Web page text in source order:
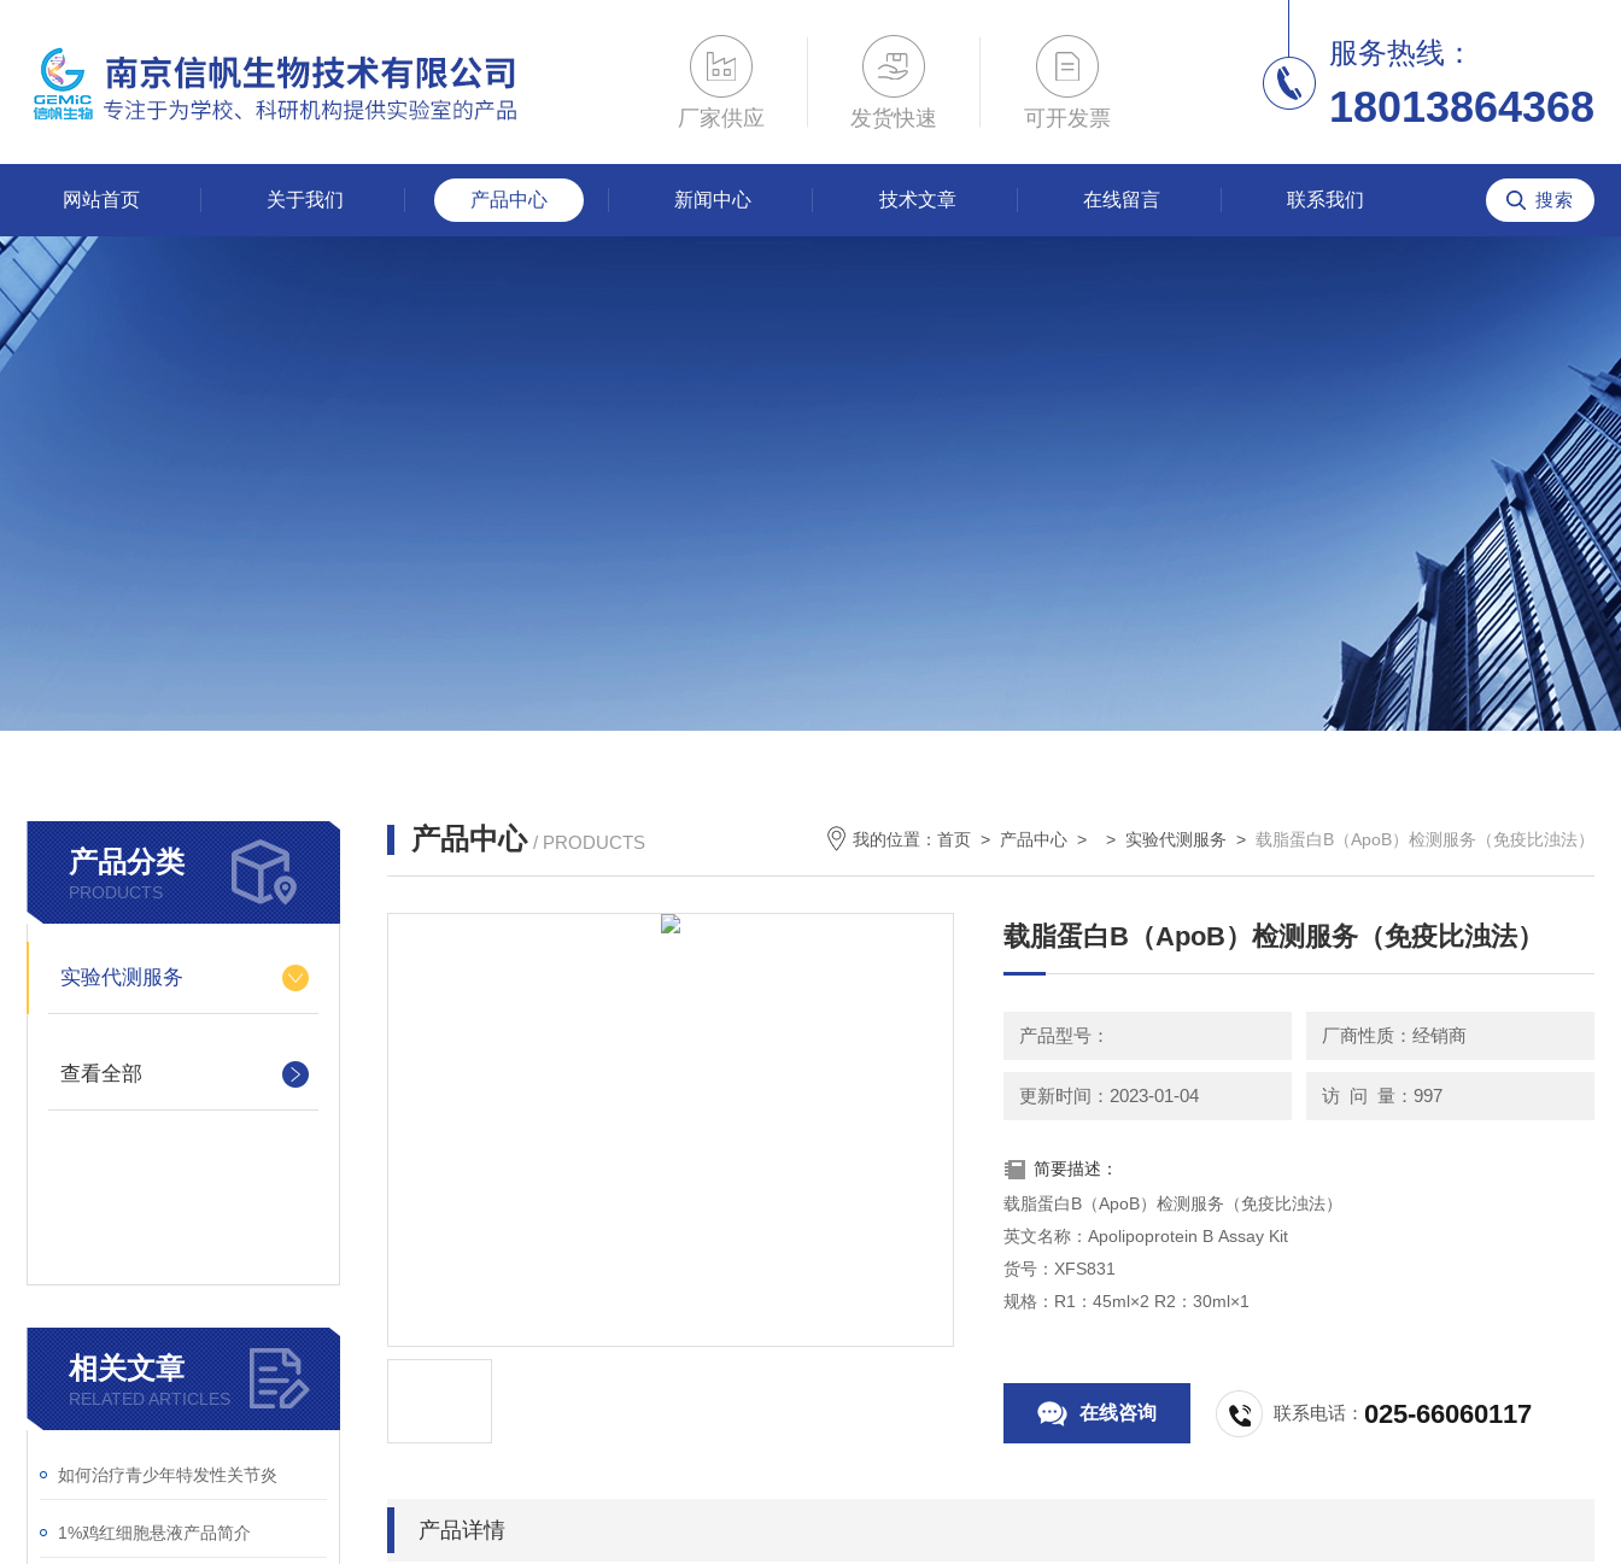
厂家供应 发货快速 可开发票
服务热线：
18013864368
网站首页 关于我们 产品中心 新闻中心 技术文章 在线留言 联系我们
产品分类
PRODUCTS
实验代测服务
查看全部
相关文章
RELATED ARTICLES
如何治疗青少年特发性关节炎
1%鸡红细胞悬液产品简介
产品中心 / PRODUCTS 我的位置： 首页 > 产品中心 > > 实验代测服务 > 载脂蛋白B（ApoB）检测服务（免疫比浊法）
载脂蛋白B（ApoB）检测服务（免疫比浊法）
产品型号： 厂商性质：经销商
更新时间：2023-01-04 访 问 量：997
简要描述：
载脂蛋白B（ApoB）检测服务（免疫比浊法）
英文名称：Apolipoprotein B Assay Kit
货号：XFS831
规格：R1：45ml×2 R2：30ml×1
在线咨询 联系电话：025-66060117
产品详情